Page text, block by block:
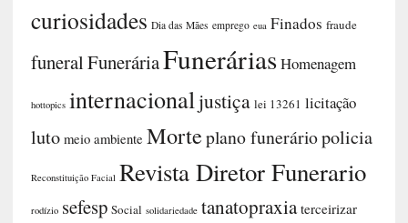
curiosidades Dia das Mães emprego eua Finados fraude
funeralFuneráriaFuneráriasHomenagem
hottopics internacionaljustiça lei 13261 licitação
luto meio ambiente Morteplano funeráriopolicia
Reconstituição Facial Revista Diretor Funerario
rodízio sefesp Social solidariedade tanatopraxia terceirizar